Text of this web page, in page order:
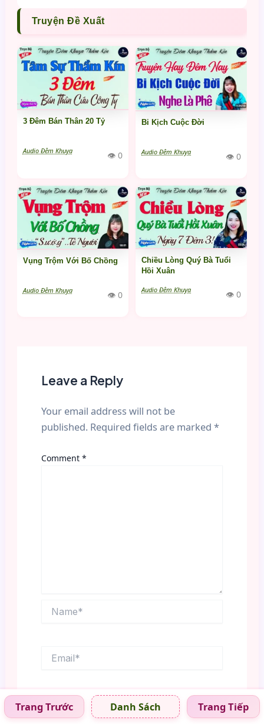
Truyện Đề Xuất
3 Đêm Bán Thân 20 Tỷ
Audio Đêm Khuya 👁 0
Bi Kịch Cuộc Đời
Audio Đêm Khuya 👁 0
Vụng Trộm Với Bố Chồng
Audio Đêm Khuya 👁 0
Chiều Lòng Quý Bà Tuổi
Hồi Xuân
Audio Đêm Khuya 👁 0
Leave a Reply
Your email address will not be
published. Required fields are marked *
Comment *
Website
Trang Trước Danh Sách Trang Tiếp